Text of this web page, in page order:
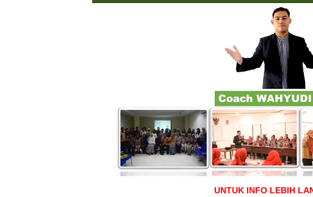
UNTUK INFO LEBIH